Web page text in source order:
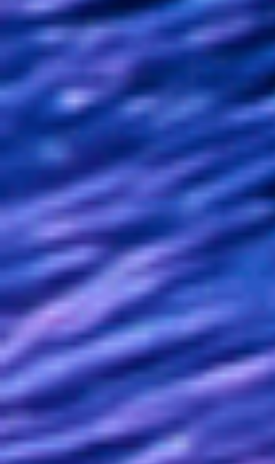
RÉACCORDEZ VOTRE CORPS
ET VOTRE ESPRIT
Découvrez l’harmonie parfaite grâce aux dernières
avancées scientifiques dans l’impact des sons et des
vibrations sur le vivant.
"TEL UN PIANO, L’ÊTRE HUMAIN A BESOIN DE SE RÉACCORDER
POUR SONNER JUSTE ET ACCÉDER À UN BONHEUR DURABLE"